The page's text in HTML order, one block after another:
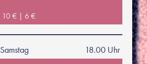
10 € 6 €
Samstag
18.00 Uhr